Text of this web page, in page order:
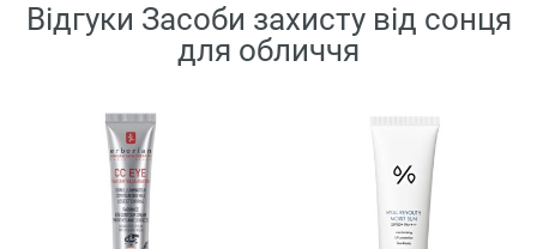
Відгуки Засоби захисту від сонця
для обличчя